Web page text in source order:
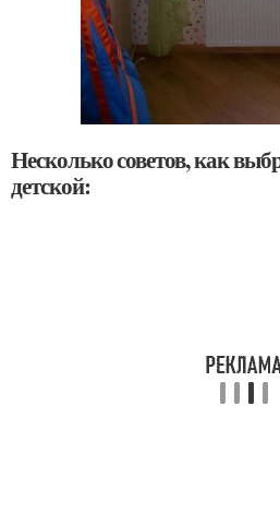
Несколько советов, как
детской: